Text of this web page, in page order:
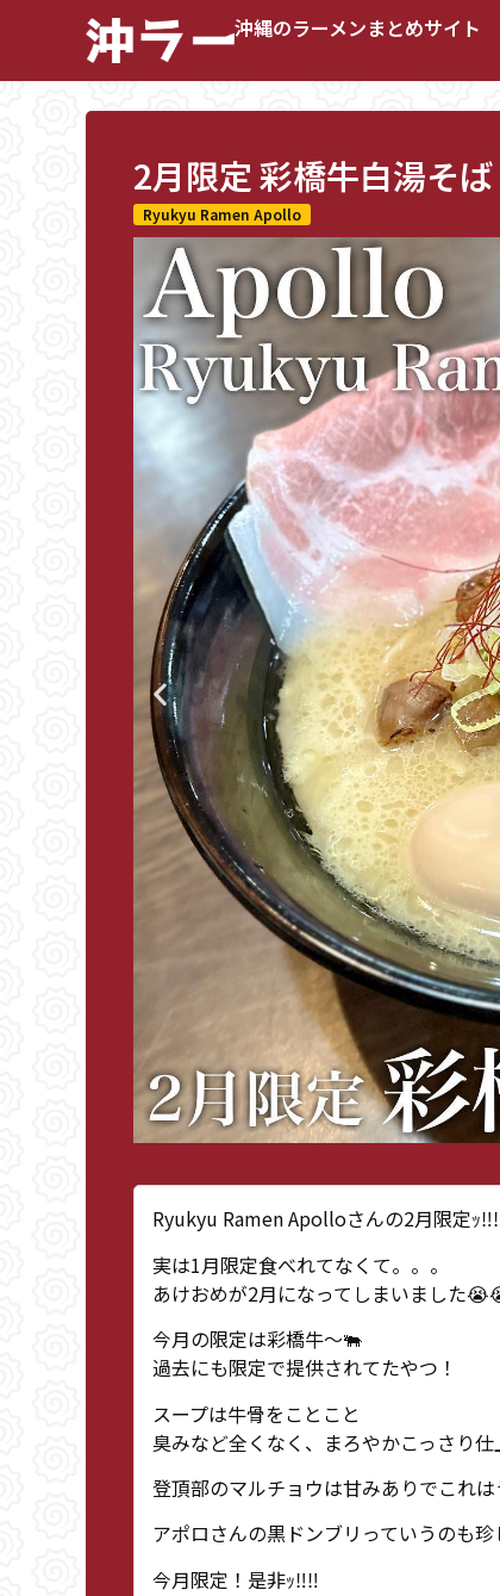
沖縄のラーメンまとめサイト
2月限定 彩橋牛白湯そば
Ryukyu Ramen Apollo
Ryukyu Ramen Apolloさんの2月限定ｯ
実は1月限定食べれてなくて。。。
あけおめが2月になってしまいました
今月の限定は彩橋牛〜🐃
過去にも限定で提供されてたやつ！
スープは牛骨をことこと
臭みなど全くなく、まろやかこっさり仕
登頂部のマルチョウは甘みありでこれ
アポロさんの黒ドンブリっていうのも
今月限定！是非ｯ‼︎‼︎